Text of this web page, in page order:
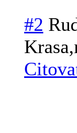
#2